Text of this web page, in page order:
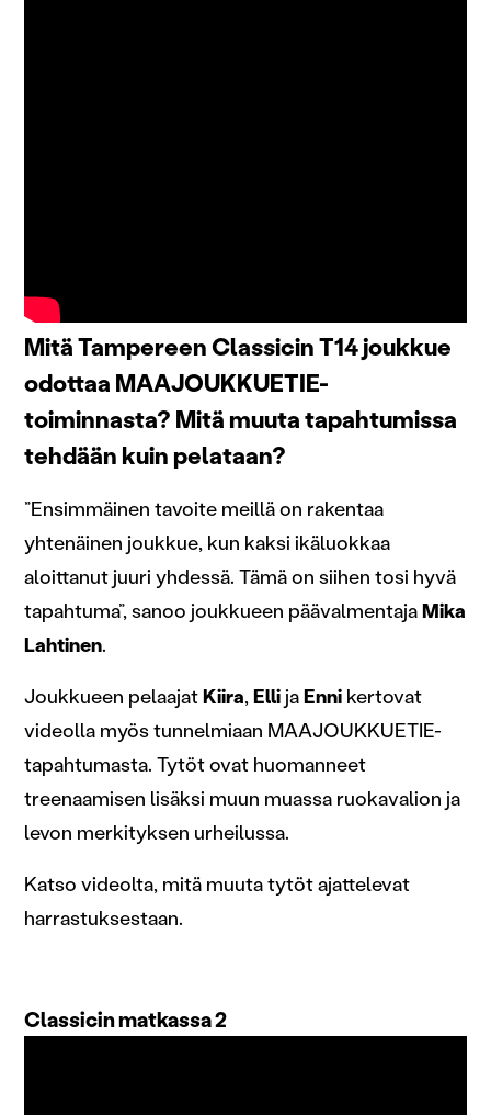
Mitä Tampereen Classicin T14 joukkue
odottaa MAAJOUKKUETIE-
toiminnasta? Mitä muuta tapahtumissa
tehdään kuin pelataan?
”Ensimmäinen tavoite meillä on rakentaa
yhtenäinen joukkue, kun kaksi ikäluokkaa
aloittanut juuri yhdessä. Tämä on siihen tosi hyvä
tapahtuma”, sanoo joukkueen päävalmentajaMika
Lahtinen.
Joukkueen pelaajatKiira,EllijaEnni kertovat
videolla myös tunnelmiaan MAAJOUKKUETIE-
tapahtumasta. Tytöt ovat huomanneet
treenaamisen lisäksi muun muassa ruokavalion ja
levon merkityksen urheilussa.
Katso videolta, mitä muuta tytöt ajattelevat
harrastuksestaan.
Classicin matkassa 2